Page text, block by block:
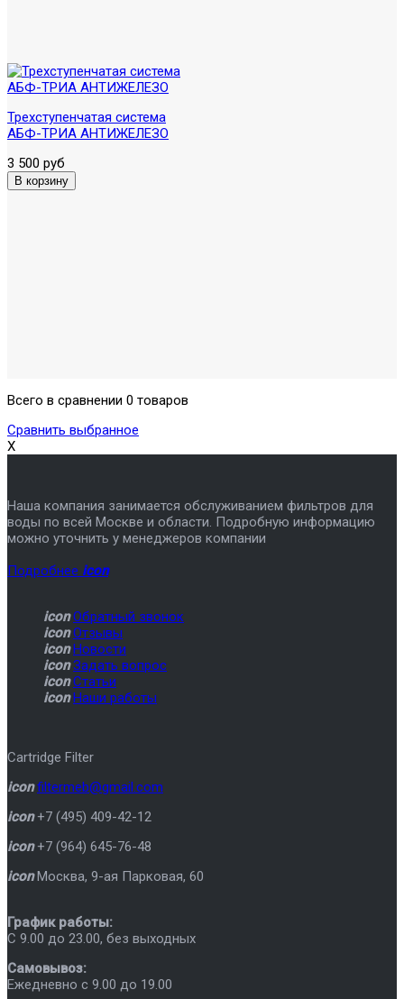
Трехступенчатая система
АБФ-ТРИА АНТИЖЕЛЕЗО
3 500 руб
Всего в сравнении 0 товаров
Сравнить выбранное
X
Наша компания занимается обслуживанием фильтров для
воды по всей Москве и области. Подробную информацию
можно уточнить у менеджеров компании
Подробнее icon
icon Обратный звонок
icon Отзывы
icon Новости
icon Задать вопрос
icon Статьи
icon Наши работы
Cartridge Filter
icon filtermeb@gmail.com
icon +7 (495) 409-42-12
icon +7 (964) 645-76-48
icon Москва, 9-ая Парковая, 60
График работы:
C 9.00 до 23.00, без выходных
Самовывоз:
Ежедневно с 9.00 до 19.00